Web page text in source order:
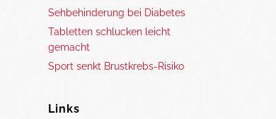
Sehbehinderung bei Diabetes
Tabletten schlucken leicht
gemacht
Sport senkt Brustkrebs-Risiko
Links